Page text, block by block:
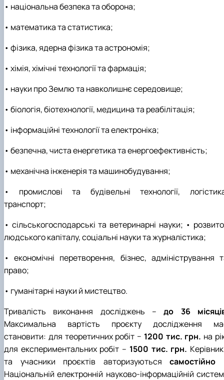
• національна безпека та оборона;
• математика та статистика;
• фізика, ядерна фізика та астрономія;
• хімія, хімічні технології та фармація;
• науки про Землю та навколишнє середовище;
• біологія, біотехнології, медицина та реабілітація;
• інформаційні технології та електроніка;
• безпечна, чиста енергетика та енергоефективність;
• механічна інженерія та машинобудування;
• промислові та будівельні технології,
транспорт;
• сільськогосподарські та ветеринарні науки; •
людського капіталу, соціальні науки та журналістика;
• економічні перетворення, бізнес, адміністрування
право;
• гуманітарні науки й мистецтво.
Тривалість виконання досліджень –до 36
Максимальна вартість проєкту дослідження
становити: для теоретичних робіт − 1200 тис. грн. на
для експериментальних робіт – 1500 тис. грн.
та учасники проєктів авторизуютьсясамостійно
Національній електронній науково-інформаційній